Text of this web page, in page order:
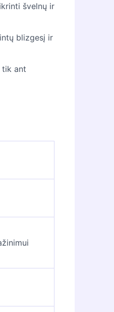
švelnų ir
blizgesį ir
tik ant